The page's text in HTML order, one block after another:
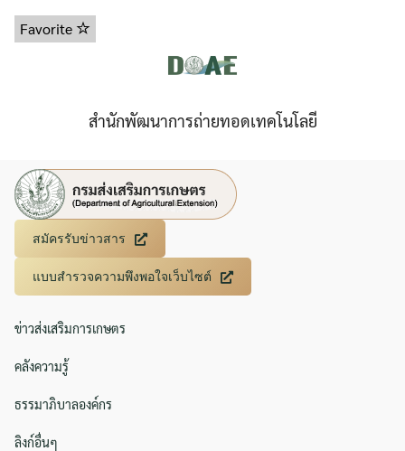
Favorite
สำนักพัฒนาการถ่ายทอดเทคโนโลยี
สมัครรับข่าวสาร
แบบสำรวจความพึงพอใจเว็บไซต์
ข่าวส่งเสริมการเกษตร
คลังความรู้
ธรรมาภิบาลองค์กร
ลิงก์อื่นๆ